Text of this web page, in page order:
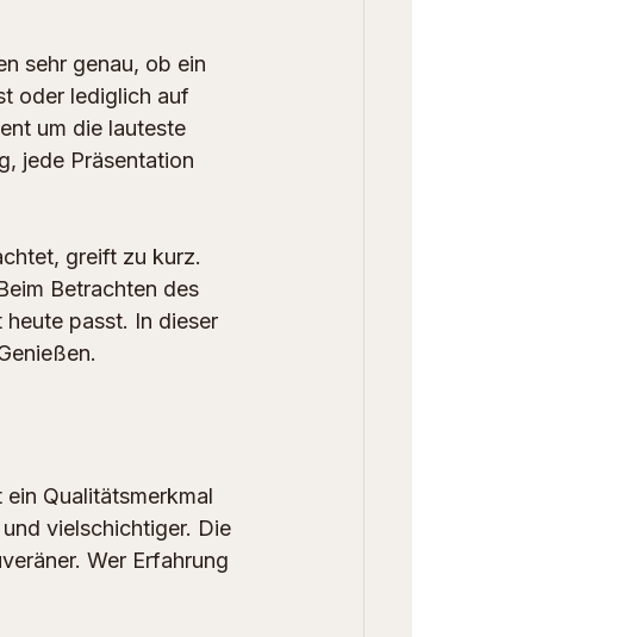
sehr genau, ob ein
oder lediglich auf
um die lauteste
jede Präsentation
greift zu kurz.
Betrachten des
passt. In dieser
Qualitätsmerkmal
vielschichtiger. Die
Wer Erfahrung